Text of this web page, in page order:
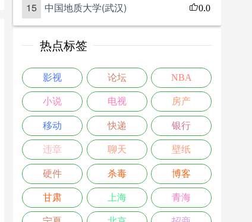
15 中国地质大学(武汉) 0.0
热点标签
影视 论坛 NBA
小说 电视 房产
移动 快递 银行
违章 聊天 壁纸
硬件 杀毒 博客
甘肃 上海 青海